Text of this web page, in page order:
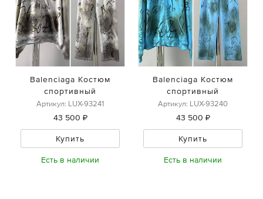
Balenciaga Костюм
спортивный
Артикул: LUX-93241
43 500 ₽
Купить
Есть в наличии
Balenciaga Костюм
спортивный
Артикул: LUX-93240
43 500 ₽
Купить
Есть в наличии